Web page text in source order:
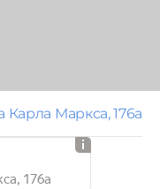
Карла Маркса, 176а
176а